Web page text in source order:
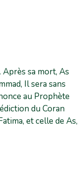
sa mort, As
Il sera sans
au Prophète
du Coran
et celle de As,